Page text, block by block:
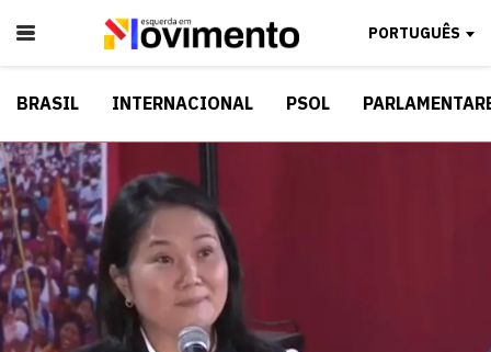
PORTUGUÊS
BRASIL INTERNACIONAL PSOL